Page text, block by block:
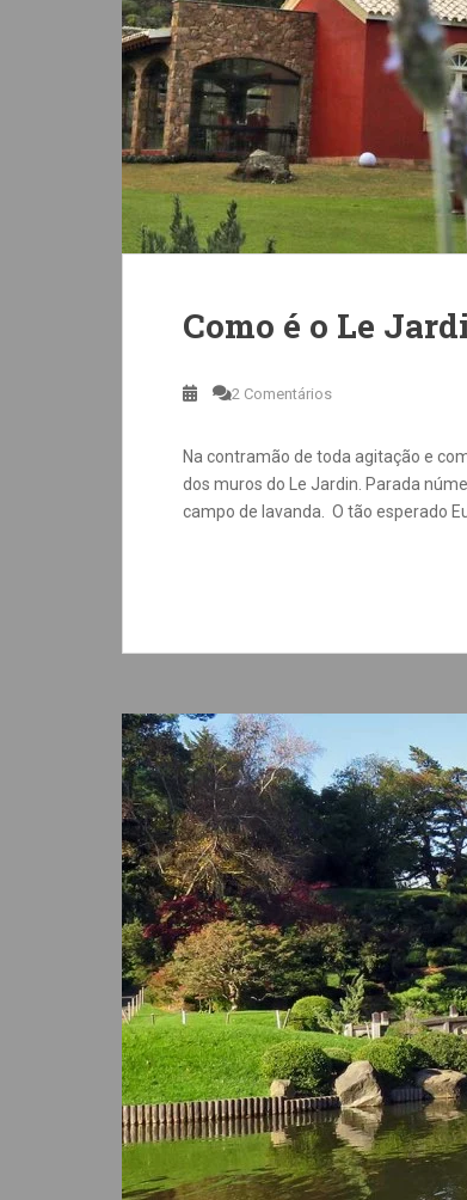
Como é o Le
2 Comentários
Na contramão de toda agitação e
dos muros do Le Jardin. Parada
campo de lavanda. O tão esperado